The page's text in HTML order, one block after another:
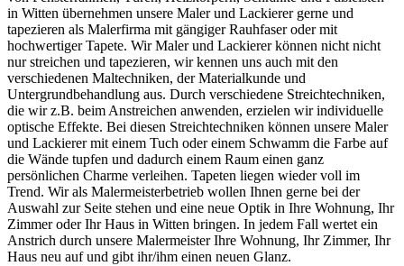
in Witten übernehmen unsere Maler und Lackierer gerne und
tapezieren als Malerfirma mit gängiger Rauhfaser oder mit
hochwertiger Tapete. Wir Maler und Lackierer können nicht nicht
nur streichen und tapezieren, wir kennen uns auch mit den
verschiedenen Maltechniken, der Materialkunde und
Untergrundbehandlung aus. Durch verschiedene Streichtechniken,
die wir z.B. beim Anstreichen anwenden, erzielen wir individuelle
optische Effekte. Bei diesen Streichtechniken können unsere Maler
und Lackierer mit einem Tuch oder einem Schwamm die Farbe auf
die Wände tupfen und dadurch einem Raum einen ganz
persönlichen Charme verleihen. Tapeten liegen wieder voll im
Trend. Wir als Malermeisterbetrieb wollen Ihnen gerne bei der
Auswahl zur Seite stehen und eine neue Optik in Ihre Wohnung, Ihr
Zimmer oder Ihr Haus in Witten bringen. In jedem Fall wertet ein
Anstrich durch unsere Malermeister Ihre Wohnung, Ihr Zimmer, Ihr
Haus neu auf und gibt ihr/ihm einen neuen Glanz.